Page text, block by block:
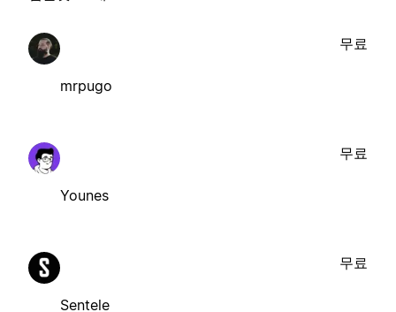
mrpugo
무료
Younes
무료
Sentele
무료